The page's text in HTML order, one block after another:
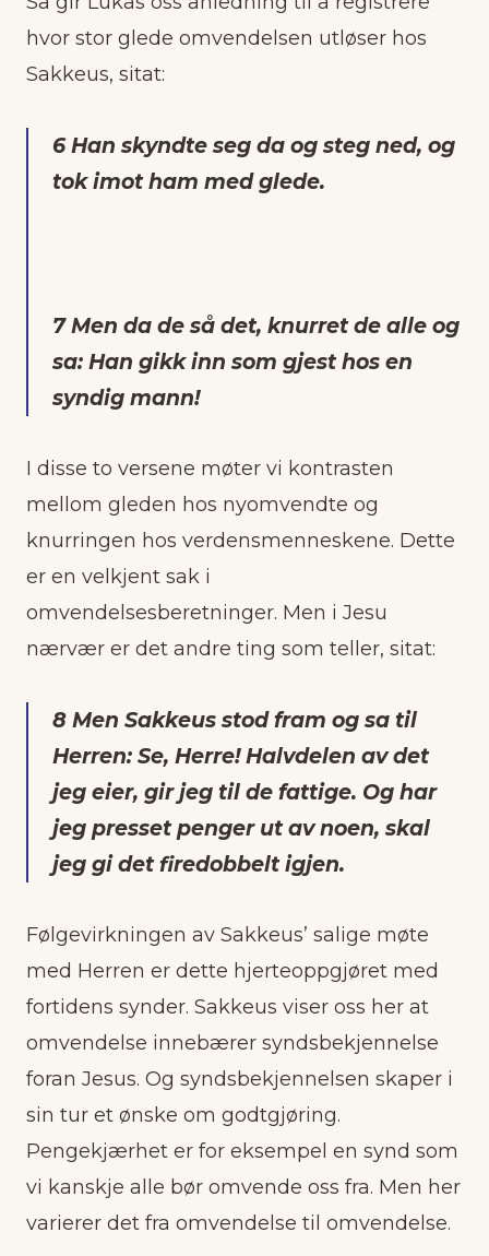
hvor stor glede omvendelsen utløser hos
Sakkeus, sitat:
6 Han skyndte seg da og steg ned, og
tok imot ham med glede.
7 Men da de så det, knurret de alle og
sa: Han gikk inn som gjest hos en
syndig mann!
I disse to versene møter vi kontrasten
mellom gleden hos nyomvendte og
knurringen hos verdensmenneskene. Dette
er en velkjent sak i
omvendelsesberetninger. Men i Jesu
nærvær er det andre ting som teller, sitat:
8 Men Sakkeus stod fram og sa til
Herren: Se, Herre! Halvdelen av det
jeg eier, gir jeg til de fattige. Og har
jeg presset penger ut av noen, skal
jeg gi det firedobbelt igjen.
Følgevirkningen av Sakkeus’ salige møte
med Herren er dette hjerteoppgjøret med
fortidens synder. Sakkeus viser oss her at
omvendelse innebærer syndsbekjennelse
foran Jesus. Og syndsbekjennelsen skaper i
sin tur et ønske om godtgjøring.
Pengekjærhet er for eksempel en synd som
vi kanskje alle bør omvende oss fra. Men her
varierer det fra omvendelse til omvendelse.